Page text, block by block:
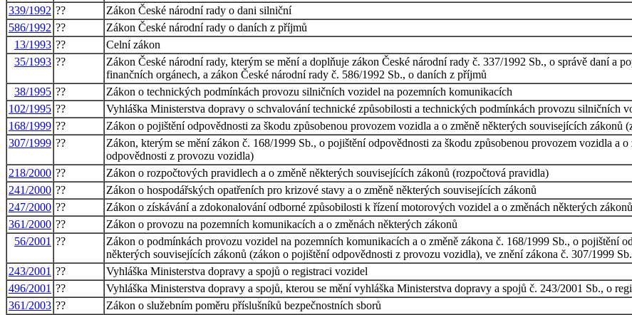
339/1992 ??
Zákon České národní rady o dani silniční
586/1992 ??
Zákon České národní rady o daních z příjmů
13/1993 ??
Celní zákon
35/1993 ??
Zákon České národní rady, kterým se mění a doplňuje zákon České národní rady č. 337/1992 Sb., o správě daní a
finančních orgánech, a zákon České národní rady č. 586/1992 Sb., o daních z příjmů
38/1995 ??
Zákon o technických podmínkách provozu silničních vozidel na pozemních komunikacích
102/1995 ??
Vyhláška Ministerstva dopravy o schvalování technické způsobilosti a technických podmínkách provozu silničních
168/1999 ??
Zákon o pojištění odpovědnosti za škodu způsobenou provozem vozidla a o změně některých souvisejících
307/1999 ??
Zákon, kterým se mění zákon č. 168/1999 Sb., o pojištění odpovědnosti za škodu způsobenou provozem vozidla a
odpovědnosti z provozu vozidla)
218/2000 ??
Zákon o rozpočtových pravidlech a o změně některých souvisejících zákonů (rozpočtová pravidla)
241/2000 ??
Zákon o hospodářských opatřeních pro krizové stavy a o změně některých souvisejících zákonů
247/2000 ??
Zákon o získávání a zdokonalování odborné způsobilosti k řízení motorových vozidel a o změnách některých zákonů
361/2000 ??
Zákon o provozu na pozemních komunikacích a o změnách některých zákonů
56/2001 ??
Zákon o podmínkách provozu vozidel na pozemních komunikacích a o změně zákona č. 168/1999 Sb., o pojištění
některých souvisejících zákonů (zákon o pojištění odpovědnosti z provozu vozidla), ve znění zákona č. 307/1999 Sb.
243/2001 ??
Vyhláška Ministerstva dopravy a spojů o registraci vozidel
496/2001 ??
Vyhláška Ministerstva dopravy a spojů, kterou se mění vyhláška Ministerstva dopravy a spojů č. 243/2001 Sb., o
361/2003 ??
Zákon o služebním poměru příslušníků bezpečnostních sborů